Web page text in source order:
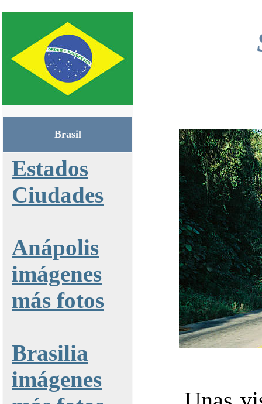
Brasil
Estados
Ciudades
Anápolis
imágenes
más fotos
Brasilia
imágenes